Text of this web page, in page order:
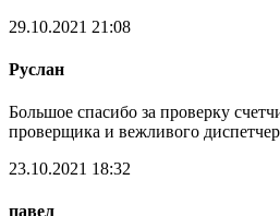
29.10.2021 21:08
Руслан
Большое спасибо за проверку
проверщика и вежливого
23.10.2021 18:32
павел